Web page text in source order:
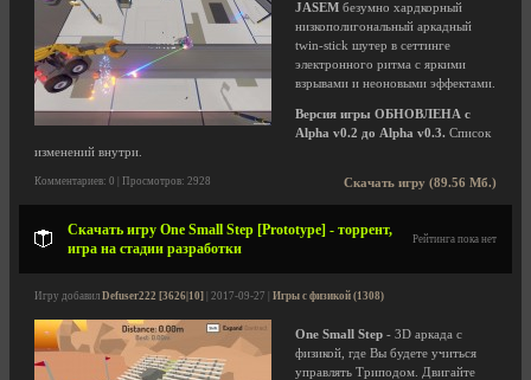
JASEM безумно хардкорный
низкополигональный аркадный
twin-stick шутер в сеттинге
электронного ритма с яркими
взрывами и неоновыми эффектами.
Версия игры ОБНОВЛЕНА с
Alpha v0.2 до Alpha v0.3. Список
изменений внутри.
Скачать игру (89.56 Мб.)
Комментариев: 0 | Просмотров: 2928
Скачать игру One Small Step [Prototype] - торрент,
игра на стадии разработки
Рейтинга пока нет
Игру добавил Defuser222 [3626|10] | 2017-09-27 | Игры с физикой (1308)
One Small Step - 3D аркада с
физикой, где Вы будете учиться
управлять Триподом. Двигайте